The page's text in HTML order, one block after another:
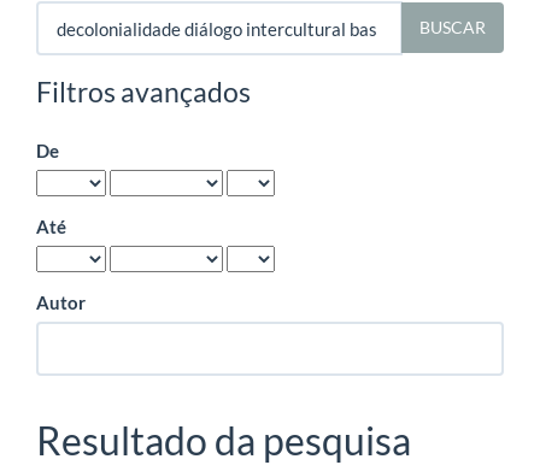
Pesquisar
termo
Filtros avançados
De
Até
Autor
Resultado da pesquisa